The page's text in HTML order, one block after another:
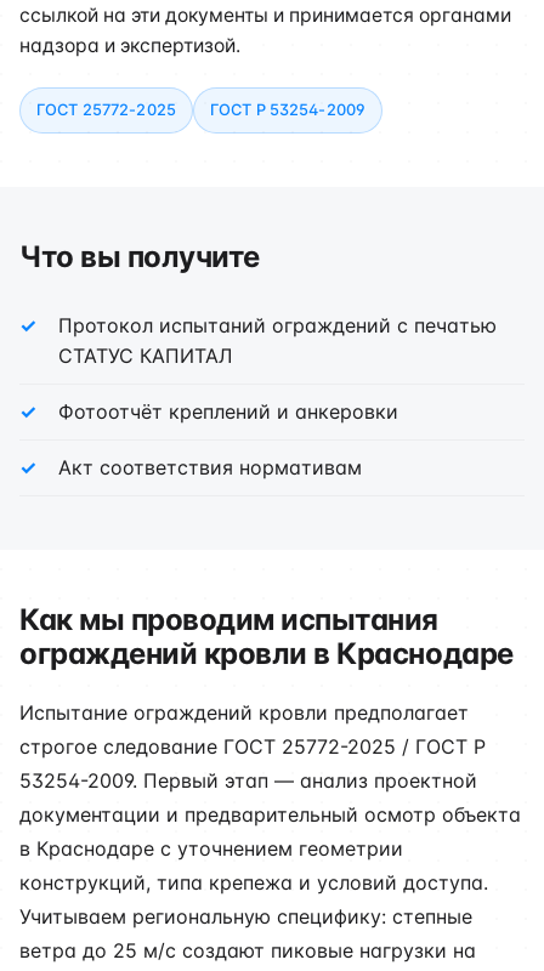
ссылкой на эти документы и принимается органами
надзора и экспертизой.
ГОСТ 25772-2025 ГОСТ Р 53254-2009
Что вы получите
Протокол испытаний ограждений с печатью
СТАТУС КАПИТАЛ
Фотоотчёт креплений и анкеровки
Акт соответствия нормативам
Как мы проводим испытания
ограждений кровли в Краснодаре
Испытание ограждений кровли предполагает
строгое следование ГОСТ 25772-2025 / ГОСТ Р
53254-2009. Первый этап — анализ проектной
документации и предварительный осмотр объекта
в Краснодаре с уточнением геометрии
конструкций, типа крепежа и условий доступа.
Учитываем региональную специфику: степные
ветра до 25 м/с создают пиковые нагрузки на